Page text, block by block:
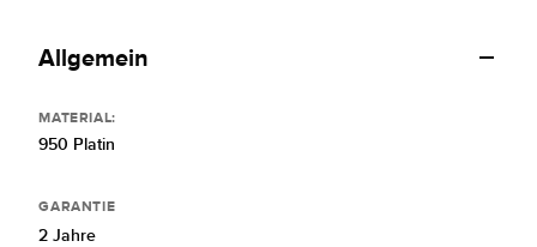
Allgemein
MATERIAL:
950 Platin
GARANTIE
2 Jahre